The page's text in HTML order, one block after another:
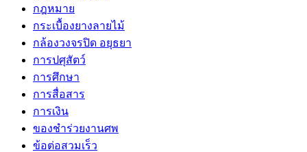
กฎหมาย
กระเบื้องยางลายไม้
กล้องวงจรปิด อยุธยา
การปศุสัตว์
การศึกษา
การสื่อสาร
การเงิน
ของชำร่วยงานศพ
ข้อต่อสวมเร็ว